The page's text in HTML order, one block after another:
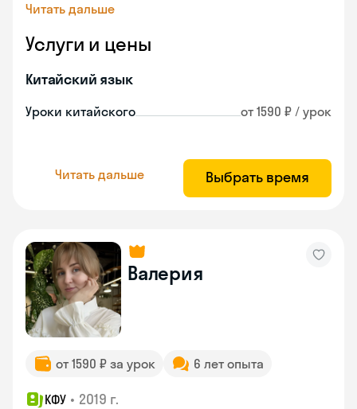
Читать дальше
Услуги и цены
Китайский язык
Уроки китайского от 1590 ₽ / урок
Читать дальше Выбрать время
Валерия
от 1590 ₽ за урок 6 лет опыта
КФУ • 2019 г.